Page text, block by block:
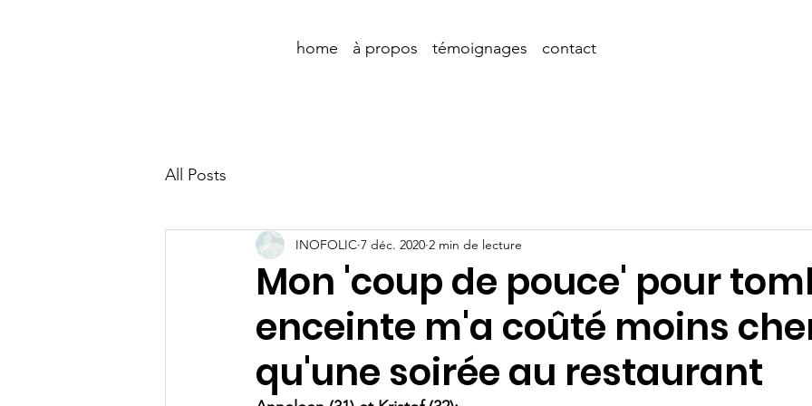
home à propos témoignages contact
All Posts
Mon 'coup de pouce' pour
enceinte m'a coûté moins
qu'une soirée au restaurant
INOFOLIC 7 déc. 2020 2 min de lecture